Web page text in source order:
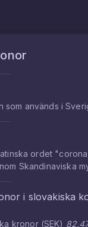
som används i
ordet
Skandinaviska
i slovakiska
kronor(SEK)